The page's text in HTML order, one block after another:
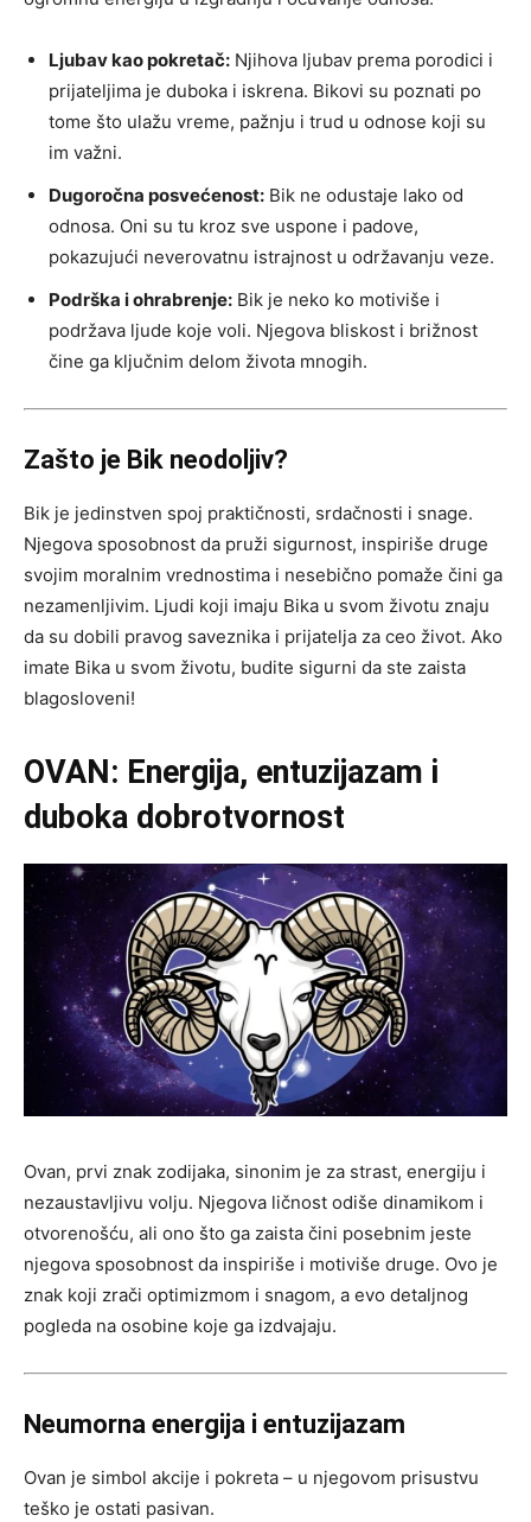
Ljubav kao pokretač: Njihova ljubav prema porodici i
prijateljima je duboka i iskrena. Bikovi su poznati po
tome što ulažu vreme, pažnju i trud u odnose koji su
im važni.
Dugoročna posvećenost: Bik ne odustaje lako od
odnosa. Oni su tu kroz sve uspone i padove,
pokazujući neverovatnu istrajnost u održavanju veze.
Podrška i ohrabrenje: Bik je neko ko motiviše i
podržava ljude koje voli. Njegova bliskost i brižnost
čine ga ključnim delom života mnogih.
Zašto je Bik neodoljiv?
Bik je jedinstven spoj praktičnosti, srdačnosti i snage.
Njegova sposobnost da pruži sigurnost, inspiriše druge
svojim moralnim vrednostima i nesebično pomaže čini ga
nezamenljivim. Ljudi koji imaju Bika u svom životu znaju
da su dobili pravog saveznika i prijatelja za ceo život. Ako
imate Bika u svom životu, budite sigurni da ste zaista
blagosloveni!
OVAN: Energija, entuzijazam i
duboka dobrotvornost
Ovan, prvi znak zodijaka, sinonim je za strast, energiju i
nezaustavljivu volju. Njegova ličnost odiše dinamikom i
otvorenošću, ali ono što ga zaista čini posebnim jeste
njegova sposobnost da inspiriše i motiviše druge. Ovo je
znak koji zrači optimizmom i snagom, a evo detaljnog
pogleda na osobine koje ga izdvajaju.
Neumorna energija i entuzijazam
Ovan je simbol akcije i pokreta – u njegovom prisustvu
teško je ostati pasivan.